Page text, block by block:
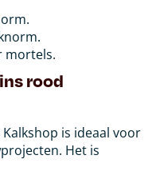
mortels.
rood
is ideaal voor
Het is